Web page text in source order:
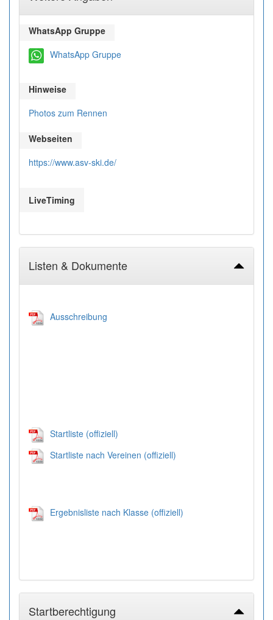
WhatsApp Gruppe
WhatsApp Gruppe
Hinweise
Photos zum Rennen
Webseiten
https://www.asv-ski.de/
LiveTiming
Listen & Dokumente
Ausschreibung
Startliste (offiziell)
Startliste nach Vereinen (offiziell)
Ergebnisliste nach Klasse (offiziell)
Startberechtigung